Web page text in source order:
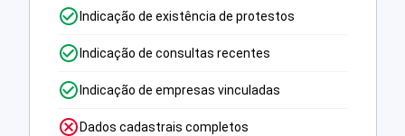
Indicação de existência de protestos
Indicação de consultas recentes
Indicação de empresas vinculadas
Dados cadastrais completos